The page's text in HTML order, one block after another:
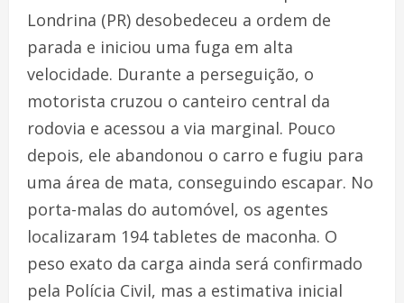
Londrina (PR) desobedeceu a ordem de
parada e iniciou uma fuga em alta
velocidade. Durante a perseguição, o
motorista cruzou o canteiro central da
rodovia e acessou a via marginal. Pouco
depois, ele abandonou o carro e fugiu para
uma área de mata, conseguindo escapar. No
porta-malas do automóvel, os agentes
localizaram 194 tabletes de maconha. O
peso exato da carga ainda será confirmado
pela Polícia Civil, mas a estimativa inicial